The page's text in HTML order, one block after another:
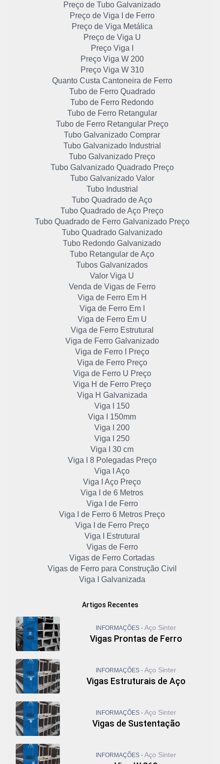
Preço de Tubo Galvanizado
Preço de Viga I de Ferro
Preço de Viga Metálica
Preço de Viga U
Preço Viga I
Preço Viga W 200
Preço Viga W 310
Quanto Custa Cantoneira de Ferro
Tubo de Ferro Quadrado
Tubo de Ferro Redondo
Tubo de Ferro Retangular
Tubo de Ferro Retangular Preço
Tubo Galvanizado Comprar
Tubo Galvanizado Industrial
Tubo Galvanizado Preço
Tubo Galvanizado Quadrado Preço
Tubo Galvanizado Valor
Tubo Industrial
Tubo Quadrado de Aço
Tubo Quadrado de Aço Preço
Tubo Quadrado de Ferro Galvanizado Preço
Tubo Quadrado Galvanizado
Tubo Redondo Galvanizado
Tubo Retangular de Aço
Tubos Galvanizados
Valor Viga U
Venda de Vigas de Ferro
Viga de Ferro Em H
Viga de Ferro Em I
Viga de Ferro Em U
Viga de Ferro Estrutural
Viga de Ferro Galvanizado
Viga de Ferro I Preço
Viga de Ferro Preço
Viga de Ferro U Preço
Viga H de Ferro Preço
Viga H Galvanizada
Viga I 150
Viga I 150mm
Viga I 200
Viga I 250
Viga I 30 cm
Viga I 8 Polegadas Preço
Viga I Aço
Viga I Aço Preço
Viga I de 6 Metros
Viga I de Ferro
Viga I de Ferro 6 Metros Preço
Viga I de Ferro Preço
Viga I Estrutural
Vigas de Ferro
Vigas de Ferro Cortadas
Vigas de Ferro para Construção Civil
Viga I Galvanizada
Viga I Metálica
Viga I Preço
Viga I Preço 6 Metros
Viga I Preço por Kg
Viga Metálica Perfil I
Viga Metálica Preço
Viga U Aço
Viga U Enrijecida
Viga U Laminado
Vigas Galvanizadas
Viga U Metálica
Artigos Recentes
INFORMAÇÕES - Aço Sinter
Vigas Prontas de Ferro
INFORMAÇÕES - Aço Sinter
Vigas Estruturais de Aço
INFORMAÇÕES - Aço Sinter
Vigas de Sustentação
INFORMAÇÕES - Aço Sinter